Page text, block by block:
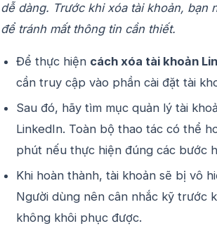
dễ dàng. Trước khi xóa tài khoản, bạn
để tránh mất thông tin cần thiết.
Để thực hiện cách xóa tài khoản
cần truy cập vào phần cài đặt tài
Sau đó, hãy tìm mục quản lý tài
LinkedIn. Toàn bộ thao tác có thể
phút nếu thực hiện đúng các bước
Khi hoàn thành, tài khoản sẽ bị vô
Người dùng nên cân nhắc kỹ trước
không khôi phục được.